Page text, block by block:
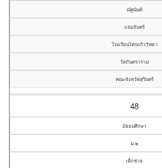
ณัฐนันท์
แจ่มจันทร์
โรงเรียนไทรแก้ววิทยา
วัดกันทราราม
คณะจังหวัดสุรินทร์
48
มัธยมศึกษา
ม.๒
เด็กชาย